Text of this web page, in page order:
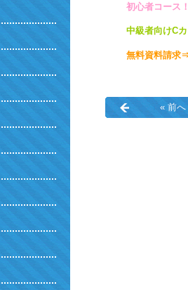
初心者コース
中級者向けC
無料資料請求
« 前へ